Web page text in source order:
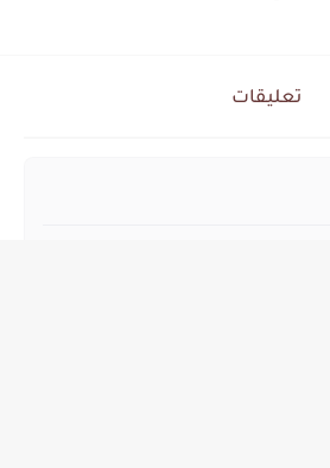
تعليقات